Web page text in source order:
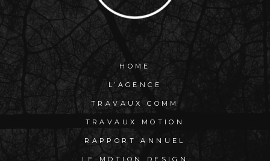
HOME
L’AGENCE
TRAVAUX COMM
TRAVAUX MOTION
RAPPORT ANNUEL
LE MOTION DESIGN